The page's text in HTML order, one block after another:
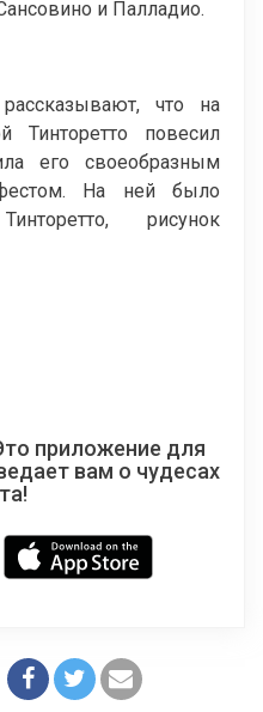
и Палладио.
что на
Тинторетто повесил
его своеобразным
На ней было
рисунок
приложение для
вам о чудесах